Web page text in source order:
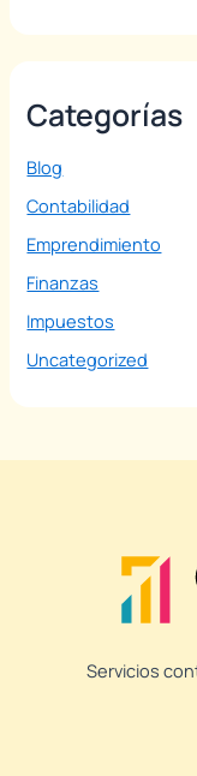
Categorías
Blog
Contabilidad
Emprendimiento
Finanzas
Impuestos
Uncategorized
Servicios